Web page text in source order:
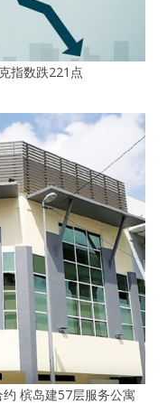
指数跌221点
槟岛建57层服务公寓